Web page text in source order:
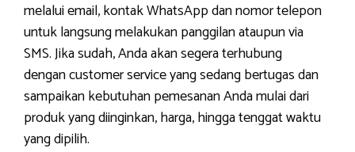
melalui email, kontak WhatsApp dan nomor telepon
untuk langsung melakukan panggilan ataupun via
SMS. Jika sudah, Anda akan segera terhubung
dengan customer service yang sedang bertugas dan
sampaikan kebutuhan pemesanan Anda mulai dari
produk yang diinginkan, harga, hingga tenggat waktu
yang dipilih.